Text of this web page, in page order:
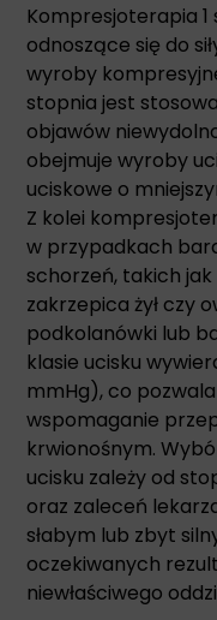
Kompresjoterapia
odnoszące się do
wyroby
stopnia jest
objawów
obejmuje wyroby
uciskowe o
Z kolei
w przypadkach
schorzeń, takich
zakrzepica żył czy
podkolanówki lub
klasie ucisku
mmHg), co
wspomaganie
krwionośnym.
ucisku zależy od
oraz zaleceń
słabym lub zbyt
oczekiwanych
niewłaściwego